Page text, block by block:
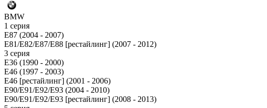
BMW
1 серия
E87 (2004 - 2007)
E81/E82/E87/E88 [рестайлинг] (2007 - 2012)
3 серия
E36 (1990 - 2000)
E46 (1997 - 2003)
E46 [рестайлинг] (2001 - 2006)
E90/E91/E92/E93 (2004 - 2010)
E90/E91/E92/E93 [рестайлинг] (2008 - 2013)